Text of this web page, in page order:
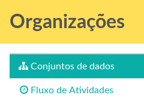
Grupos
Organizações
Conjuntos de dados
Fluxo de Atividades